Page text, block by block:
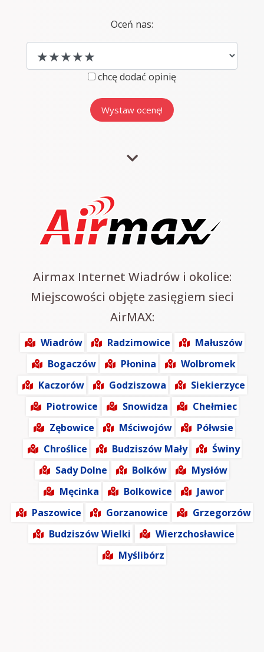
Oceń nas:
chcę dodać opinię
Airmax Internet Wiadrów i okolice:
Miejscowości objęte zasięgiem sieci
AirMAX:
Wiadrów Radzimowice
Małuszów
Bogaczów
Płonina
Wolbromek
Kaczorów
Godziszowa
Siekierzyce
Piotrowice
Snowidza
Chełmiec
Zębowice
Mściwojów
Półwsie
Chroślice
Budziszów Mały
Świny
Sady Dolne
Bolków
Mysłów
Męcinka
Bolkowice
Jawor
Paszowice
Gorzanowice
Grzegorzów
Budziszów Wielki
Wierzchosławice
Myślibórz